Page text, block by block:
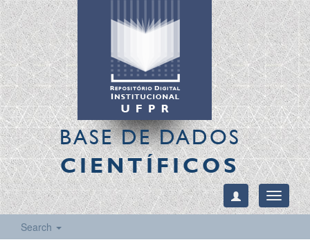
BASE DE DADOS
CIENTÍFICOS
Toggle
Search